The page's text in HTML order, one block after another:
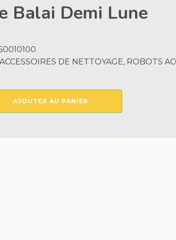
Balai Demi Lune
ACCESSOIRES DE NETTOYAGE, ROBOTS
AJOUTER AU PANIER